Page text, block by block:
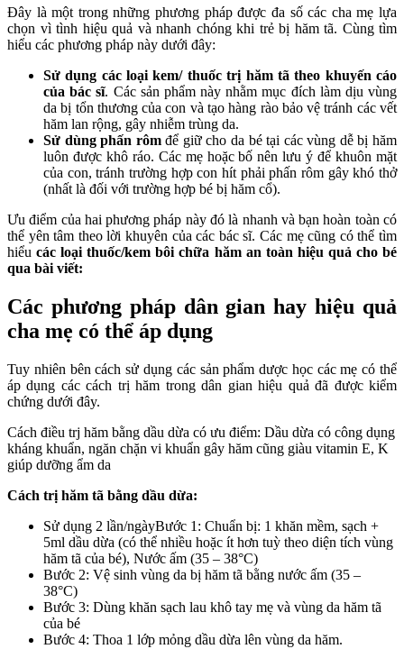
Đây là một trong những phương pháp được đa số các cha mẹ lựa
chọn vì tình hiệu quả và nhanh chóng khi trẻ bị hăm tã. Cùng tìm
hiểu các phương pháp này dưới đây:
Sử dụng các loại kem/ thuốc trị hăm tã theo khuyến cáo
của bác sĩ. Các sản phẩm này nhằm mục đích làm dịu vùng
da bị tổn thương của con và tạo hàng rào bảo vệ tránh các vết
hăm lan rộng, gây nhiễm trùng da.
Sử dùng phấn rômđể giữ cho da bé tại các vùng dễ bị hăm
luôn được khô ráo. Các mẹ hoặc bố nên lưu ý để khuôn mặt
của con, tránh trường hợp con hít phải phấn rôm gây khó thở
(nhất là đối với trường hợp bé bị hăm cổ).
Ưu điểm của hai phương pháp này đó là nhanh và bạn hoàn toàn có
thể yên tâm theo lời khuyên của các bác sĩ. Các mẹ cũng có thể tìm
hiểucác loại thuốc/kem bôi chữa hăm an toàn hiệu quả cho bé
qua bài viết:
Các phương pháp dân gian hay hiệu quả
cha mẹ có thể áp dụng
Tuy nhiên bên cách sử dụng các sản phẩm dược học các mẹ có thể
áp dụng các cách trị hăm trong dân gian hiệu quả đã được kiểm
chứng dưới đây.
Cách điều trj hăm bằng dầu dừa có ưu điểm: Dầu dừa có công dụng
kháng khuẩn, ngăn chặn vi khuẩn gây hăm cũng giàu vitamin E, K
giúp dưỡng ẩm da
Cách trị hăm tã bằng dầu dừa:
Sử dụng 2 lần/ngàyBước 1: Chuẩn bị: 1 khăn mềm, sạch +
5ml dầu dừa (có thể nhiều hoặc ít hơn tuỳ theo diện tích vùng
hăm tã của bé), Nước ấm (35 – 38°C)
Bước 2: Vệ sinh vùng da bị hăm tã bằng nước ấm (35 –
38°C)
Bước 3: Dùng khăn sạch lau khô tay mẹ và vùng da hăm tã
của bé
Bước 4: Thoa 1 lớp mỏng dầu dừa lên vùng da hăm.